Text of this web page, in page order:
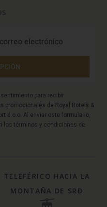
para recibir
promocionales de Royal Hotels &
d.o.o. Al enviar este formulario,
los términos y condiciones de
TELEFÉRICO HACIA LA
MONTAÑA DE SRĐ